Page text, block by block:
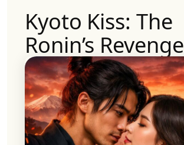
Kyoto Kiss: The
Ronin’s Revenge